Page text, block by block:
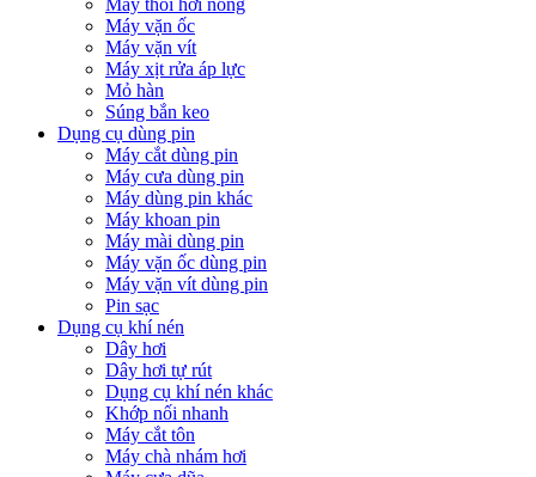
Máy vặn ốc
Máy vặn vít
Máy xịt rửa áp lực
Mỏ hàn
Súng bắn keo
Dụng cụ dùng pin
Máy cắt dùng pin
Máy cưa dùng pin
Máy dùng pin khác
Máy khoan pin
Máy mài dùng pin
Máy vặn ốc dùng pin
Máy vặn vít dùng pin
Pin sạc
Dụng cụ khí nén
Dây hơi
Dây hơi tự rút
Dụng cụ khí nén khác
Khớp nối nhanh
Máy cắt tôn
Máy chà nhám hơi